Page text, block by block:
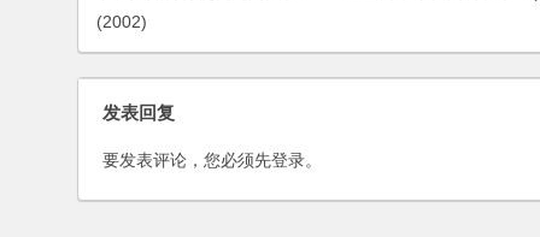
(2002)
发表回复
要发表评论，您必须先登录。